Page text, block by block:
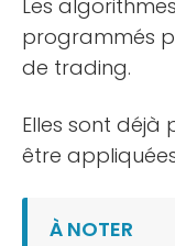
Les
programmés
de trading.
Elles sont déjà
être
À NOTER